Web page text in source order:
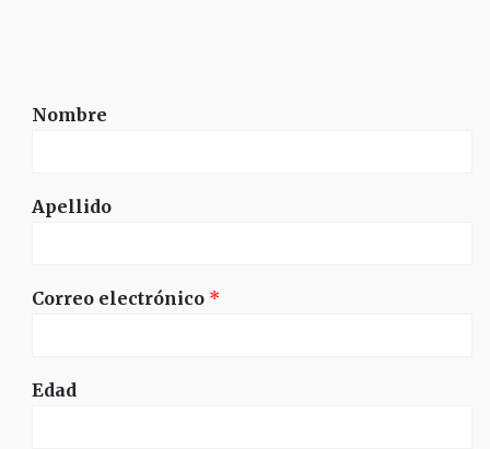
Nombre
Apellido
Correo electrónico *
Edad